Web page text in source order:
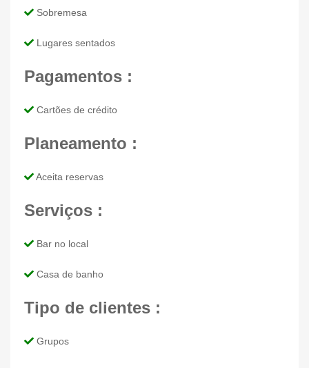
Sobremesa
Lugares sentados
Pagamentos :
Cartões de crédito
Planeamento :
Aceita reservas
Serviços :
Bar no local
Casa de banho
Tipo de clientes :
Grupos